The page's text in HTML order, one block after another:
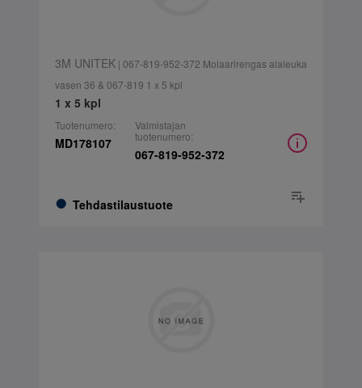
3M UNITEK| 067-819-952-372 Molaarirengas alaleuka
vasen 36 & 067-819 1 x 5 kpl
1 x 5 kpl
Tuotenumero:
MD178107
Tehdastilaustuote
Valmistajan
tuotenumero:
067-819-952-372